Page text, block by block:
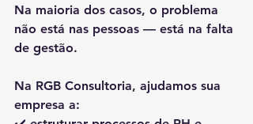
Na maioria dos casos, o problema
não está nas pessoas — está na falta
de gestão.
Na RGB Consultoria, ajudamos sua
empresa a: